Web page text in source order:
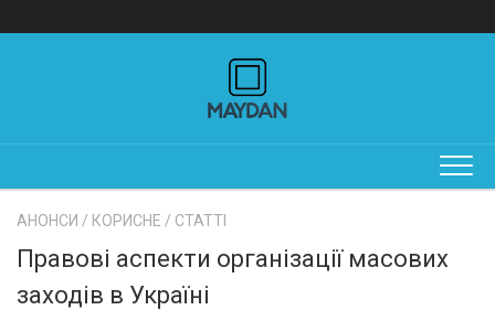
to
АНОНСИ / КОРИСНЕ / СТАТТІ
Правові аспекти організації масових
заходів в Україні